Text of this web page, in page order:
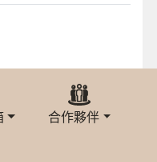
合作夥伴